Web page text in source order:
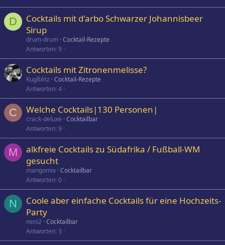
D
Cocktails mit d'arbo Schwarzer Johannisbeer
Sirup
drum-drum Cocktail-Rezepte
Antworten 9
Cocktails mit Zitronenmelisse?
Kuglblitz Cocktail-Rezepte
Antworten 4
C Welche Cocktails|130 Personen|
crack-deluxe Cocktailbar
Antworten 9
M
alkfreie Cocktails zu Südafrika / Fußball-WM
gesucht
mangomix Cocktailbar
Antworten 0
N
Coole aber einfache Cocktails für eine Hochzeits-
Party
neni2 Cocktailbar
Antworten 3